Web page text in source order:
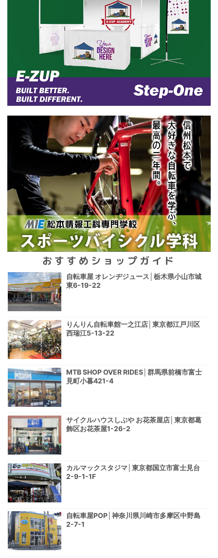
おすすめショップガイド
自転車屋 オレンヂジュース│栃木県小山市城
東6-19-22
りんりん自転車館一之江店│東京都江戸川区
西瑞江5-13-22
MTB SHOP OVER RIDES│群馬県前橋市富士
見町小暮421-4
サイクルハウスしぶや お花茶屋店│東京都葛
飾区お花茶屋1-26-2
カルマックスタジマ│東京都国立市富士見台
2-9-1-1F
自転車屋POP│神奈川県川崎市多摩区中野島
2-7-1